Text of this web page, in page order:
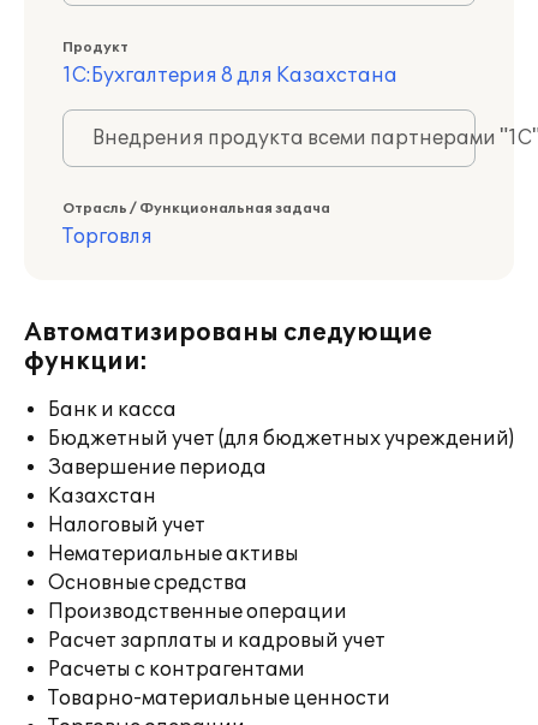
Продукт
1С:Бухгалтерия 8 для Казахстана
Внедрения продукта всеми партнерами
Отрасль / Функциональная задача
Торговля
Автоматизированы следующие
функции:
Банк и касса
Бюджетный учет (для бюджетных учреждений)
Завершение периода
Казахстан
Налоговый учет
Нематериальные активы
Основные средства
Производственные операции
Расчет зарплаты и кадровый учет
Расчеты с контрагентами
Товарно-материальные ценности